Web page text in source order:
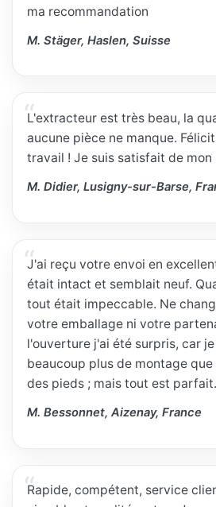
ma recommandation
M. Stäger, Haslen, Suisse
L'extracteur est très beau, la
aucune pièce ne manque.
travail ! Je suis satisfait de mon
M. Didier, Lusigny-sur-Barse,
J'ai reçu votre envoi en
était intact et semblait neuf.
tout était impeccable. Ne
votre emballage ni votre
l'ouverture j'ai été surpris, car
beaucoup plus de montage
des pieds ; mais tout est parfait.
M. Bessonnet, Aizenay, France
Rapide, compétent, service